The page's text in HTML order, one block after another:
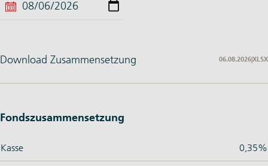
Download Zusammensetzung 06.08.2026|XLSX
Fondszusammensetzung
Kasse 0,35%